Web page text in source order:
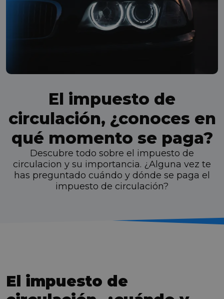
El impuesto de
circulación, ¿conoces en
qué momento se paga?
Descubre todo sobre el impuesto de
circulacion y su importancia. ¿Alguna vez te
has preguntado cuándo y dónde se paga el
impuesto de circulación?
El impuesto de